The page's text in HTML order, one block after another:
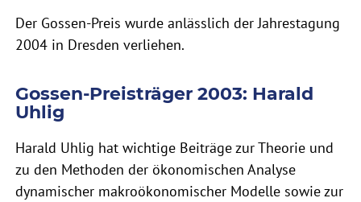
Der Gossen-Preis wurde anlässlich der Jahrestagung
2004 in Dresden verliehen.
Gossen-Preisträger 2003: Harald
Uhlig
Harald Uhlig hat wichtige Beiträge zur Theorie und
zu den Methoden der ökonomischen Analyse
dynamischer makroökonomischer Modelle sowie zur